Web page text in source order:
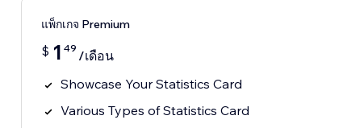
แพ็กเกจ Premium
$ 1 49 /เดือน
Showcase Your Statistics Card
Various Types of Statistics Card